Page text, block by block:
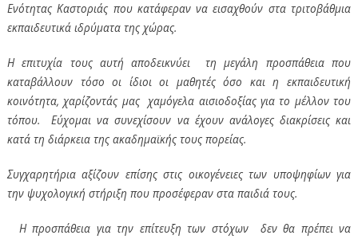
Ενότητας Καστοριάς που κατάφεραν να εισαχθούν στα τριτοβάθμια
εκπαιδευτικά ιδρύματα της χώρας.
Η επιτυχία τους αυτή αποδεικνύει τη μεγάλη προσπάθεια που
καταβάλλουν τόσο οι ίδιοι οι μαθητές όσο και η εκπαιδευτική
κοινότητα, χαρίζοντάς μας χαμόγελα αισιοδοξίας για το μέλλον του
τόπου. Εύχομαι να συνεχίσουν να έχουν ανάλογες διακρίσεις και
κατά τη διάρκεια της ακαδημαϊκής τους πορείας.
Συγχαρητήρια αξίζουν επίσης στις οικογένειες των υποψηφίων για
την ψυχολογική στήριξη που προσέφεραν στα παιδιά τους.
Η προσπάθεια για την επίτευξη των στόχων δεν θα πρέπει να